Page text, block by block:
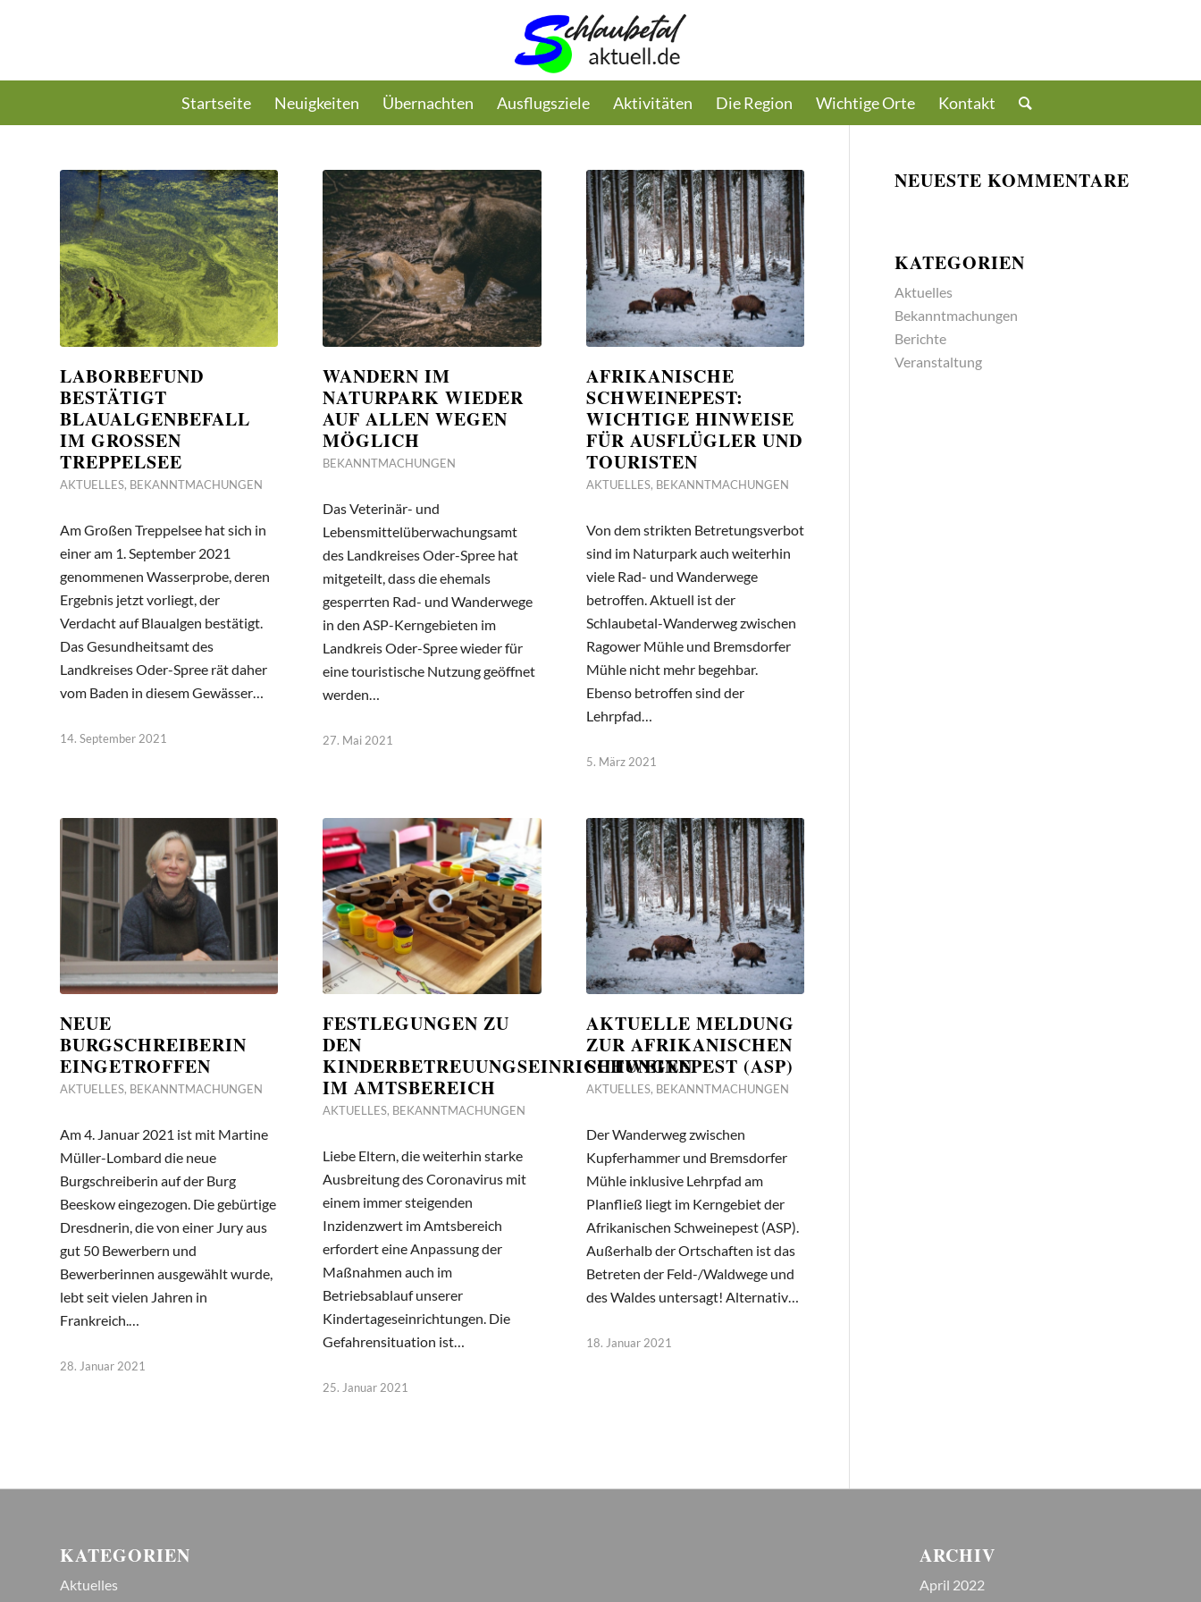
Startseite Neuigkeiten Übernachten Ausflugsziele Aktivitäten Die Region Wichtige Orte Kontakt
LABORBEFUND
BESTÄTIGT
BLAUALGENBEFALL
IM GROSSEN T
REPPELSEE
AKTUELLES, BEKANNTMACHUNGEN
Am Großen Treppelsee hat sich in
einer am 1. September 2021
genommenen Wasserprobe, deren
Ergebnis jetzt vorliegt, der
Verdacht auf Blaualgen bestätigt.
Das Gesundheitsamt des
Landkreises Oder-Spree rät daher
vom Baden in diesem Gewässer…
14. September 2021
WANDERN IM
NATURPARK WIEDER
AUF ALLEN WEGEN
MÖGLICH
BEKANNTMACHUNGEN
Das Veterinär- und
Lebensmittelüberwachungsamt
des Landkreises Oder-Spree hat
mitgeteilt, dass die ehemals
gesperrten Rad- und Wanderwege
in den ASP-Kerngebieten im
Landkreis Oder-Spree wieder für
eine touristische Nutzung geöffnet
werden…
27. Mai 2021
AFRIKANISCHE
SCHWEINEPEST:
WICHTIGE HINWEISE
FÜR AUSFLÜGLER UND
TOURISTEN
AKTUELLES, BEKANNTMACHUNGEN
Von dem strikten Betretungsverbot
sind im Naturpark auch weiterhin
viele Rad- und Wanderwege
betroffen. Aktuell ist der
Schlaubetal-Wanderweg zwischen
Ragower Mühle und Bremsdorfer
Mühle nicht mehr begehbar.
Ebenso betroffen sind der
Lehrpfad…
5. März 2021
NEUE
BURGSCHREIBERIN
EINGETROFFEN
AKTUELLES, BEKANNTMACHUNGEN
Am 4. Januar 2021 ist mit Martine
Müller-Lombard die neue
Burgschreiberin auf der Burg
Beeskow eingezogen. Die gebürtige
Dresdnerin, die von einer Jury aus
gut 50 Bewerbern und
Bewerberinnen ausgewählt wurde,
lebt seit vielen Jahren in
Frankreich.…
28. Januar 2021
FESTLEGUNGEN ZU
DEN
KINDERBETREUUNGSEINRICHTUNGEN
IM AMTSBEREICH
AKTUELLES, BEKANNTMACHUNGEN
Liebe Eltern, die weiterhin starke
Ausbreitung des Coronavirus mit
einem immer steigenden
Inzidenzwert im Amtsbereich
erfordert eine Anpassung der
Maßnahmen auch im
Betriebsablauf unserer
Kindertageseinrichtungen. Die
Gefahrensituation ist…
25. Januar 2021
AKTUELLE MELDUNG
ZUR AFRIKANISCHEN
SCHWEINEPEST (ASP)
AKTUELLES, BEKANNTMACHUNGEN
Der Wanderweg zwischen
Kupferhammer und Bremsdorfer
Mühle inklusive Lehrpfad am
Planfließ liegt im Kerngebiet der
Afrikanischen Schweinepest (ASP).
Außerhalb der Ortschaften ist das
Betreten der Feld-/Waldwege und
des Waldes untersagt! Alternativ…
18. Januar 2021
NEUESTE KOMMENTARE
KATEGORIEN
Aktuelles
Bekanntmachungen
Berichte
Veranstaltung
KATEGORIEN
Aktuelles
ARCHIV
April 2022